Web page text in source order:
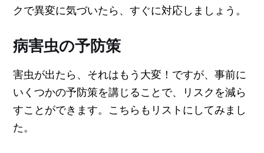
クで異変に気づいたら、すぐに対応しましょう。
病害虫の予防策
害虫が出たら、それはもう大変！ですが、事前に
いくつかの予防策を講じることで、リスクを減ら
すことができます。こちらもリストにしてみまし
た。